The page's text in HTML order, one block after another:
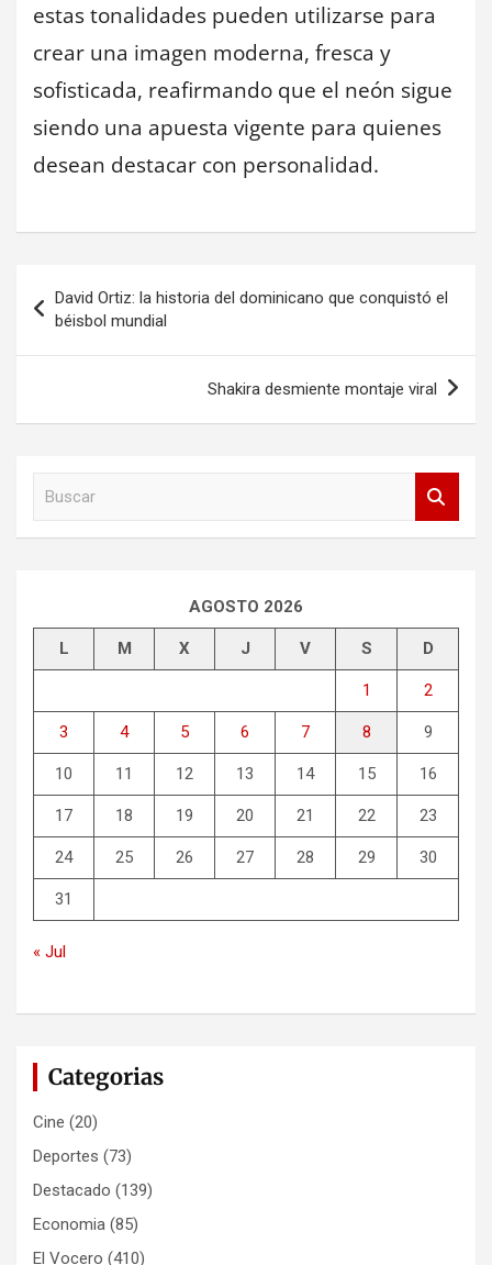
estas tonalidades pueden utilizarse para
crear una imagen moderna, fresca y
sofisticada, reafirmando que el neón sigue
siendo una apuesta vigente para quienes
desean destacar con personalidad.
Navegación
de
David Ortiz: la historia del dominicano que conquistó el
béisbol mundial
Shakira desmiente montaje viral
AGOSTO 2026
L M X J V S D
1 2
3 4 5 6 7 8 9
10 11 12 13 14 15 16
17 18 19 20 21 22 23
24 25 26 27 28 29 30
31
« Jul
Categorias
Cine (20)
Deportes (73)
Destacado (139)
Economia (85)
El Vocero (410)